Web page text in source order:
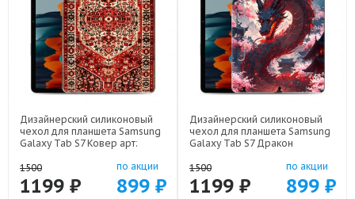
Дизайнерский силиконовый
чехол для планшета Samsung
Galaxy Tab S7 Ковер арт:
1500
1199 ₽
по акции
899 ₽
Дизайнерский силиконовый
чехол для планшета Samsung
Galaxy Tab S7 Дракон
1500
1199 ₽
по акции
899 ₽